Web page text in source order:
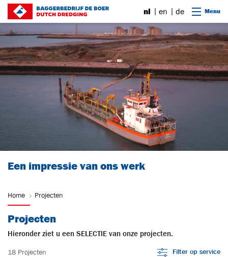
Ga naar content
nl en de Menu
Een impressie van ons werk
Home Projecten
Projecten
Hieronder ziet u een SELECTIE van onze projecten.
18 Projecten Filter op service